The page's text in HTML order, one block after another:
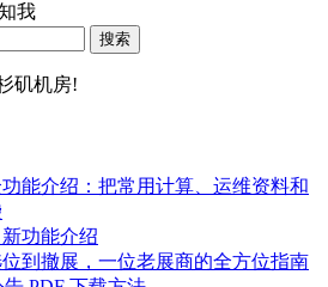
我
矶机房!
能介绍：把常用计算、运维资料和
功能介绍
到撤展，一位老展商的全方位指南